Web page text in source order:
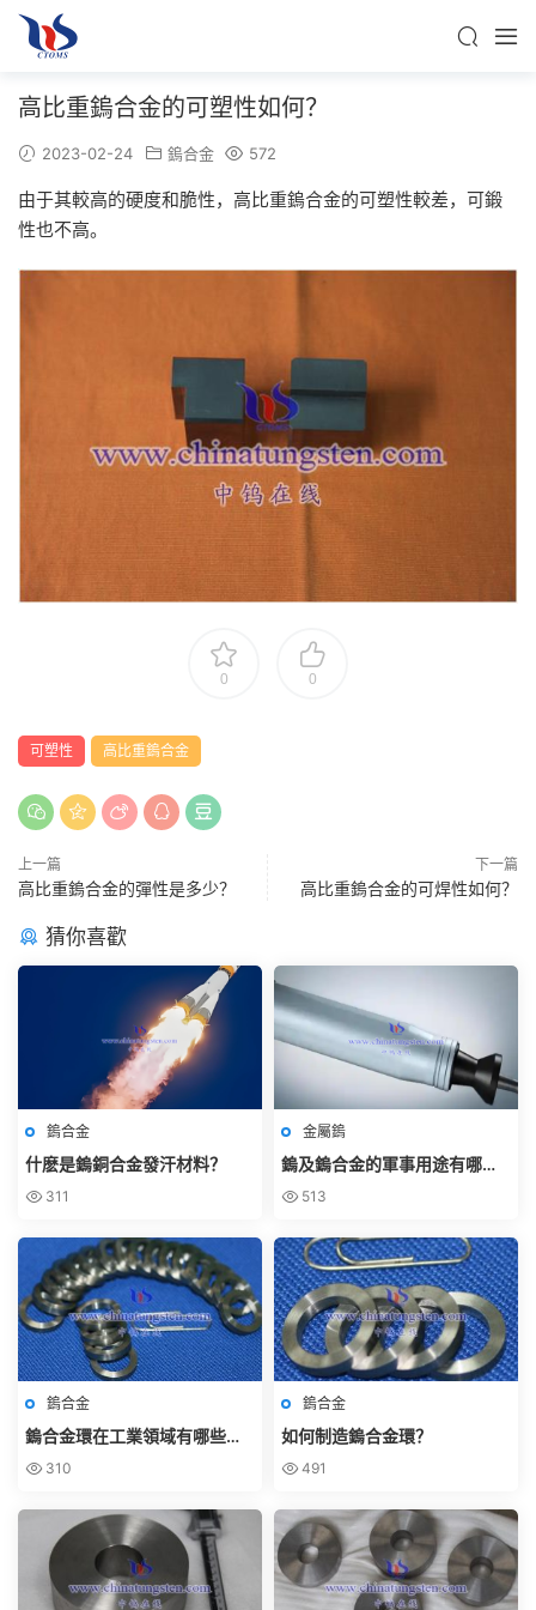
高比重鎢合金的可塑性如何？
2023-02-24 鎢合金 572
由于其較高的硬度和脆性，高比重鎢合金的可塑性較差，可鍛
性也不高。
0 0
可塑性 高比重鎢合金
上一篇
高比重鎢合金的彈性是多少？
下一篇
高比重鎢合金的可焊性如何？
猜你喜歡
鎢合金
什麽是鎢銅合金發汗材料？
311
金屬鎢
鎢及鎢合金的軍事用途有哪
些？513
鎢合金
鎢合金環在工業領域有哪些應
用？310
鎢合金
如何制造鎢合金環？
491